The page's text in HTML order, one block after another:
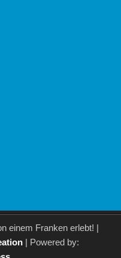
einem Franken erlebt! |
| Powered by: